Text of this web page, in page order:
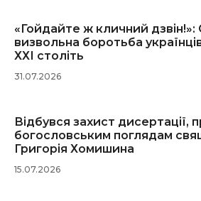
«Гойдайте ж кличний дзвін!»:
визвольна боротьба
ХХІ століть
31.07.2026
Відбувся захист дисертації,
богословським поглядам
Григорія Хомишина
15.07.2026